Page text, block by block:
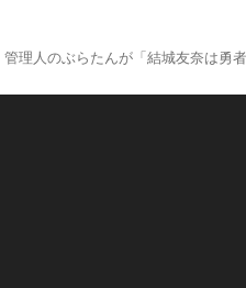
管理人のぶらたんが「結城友奈は勇